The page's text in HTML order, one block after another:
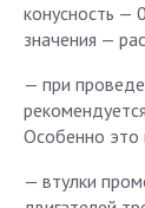
конусность —
значения —
— при
Особенно это
— втулки